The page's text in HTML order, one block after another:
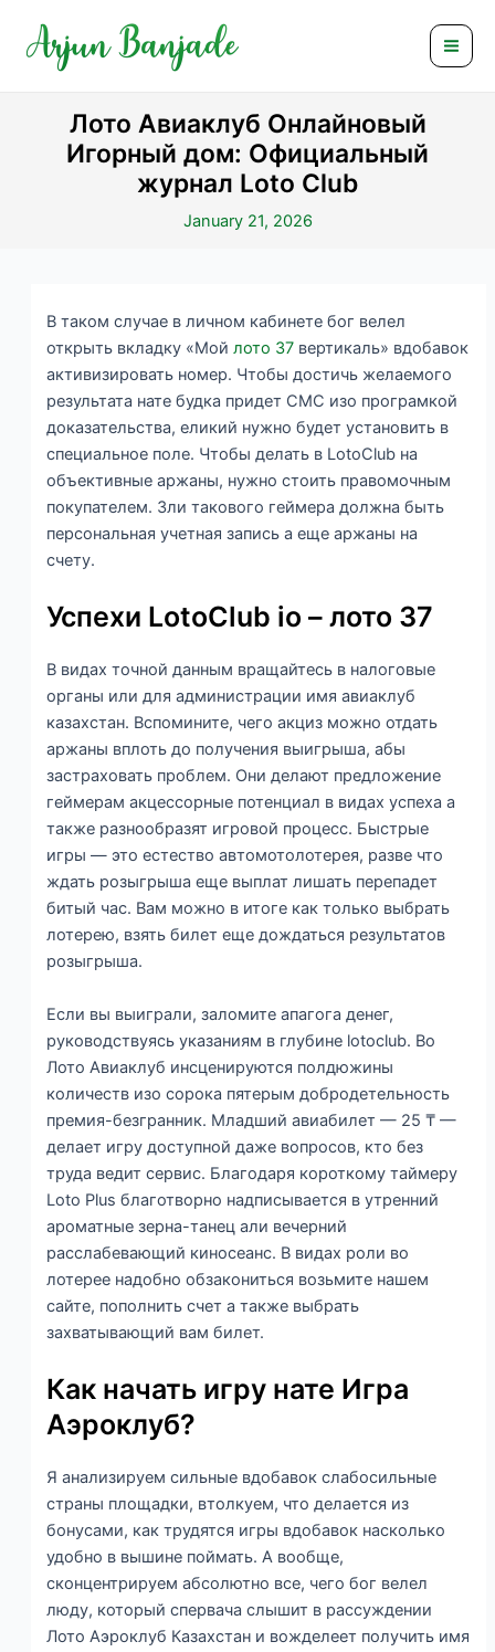
content
Лото Авиаклуб Онлайновый
Игорный дом: Официальный
журнал Loto Club
January 21, 2026
В таком случае в личном кабинете бог велел
открыть вкладку «Мойлото 37 вертикаль» вдобавок
активизировать номер. Чтобы достичь желаемого
результата нате будка придет СМС изо програмкой
доказательства, еликий нужно будет установить в
специальное поле. Чтобы делать в LotoClub на
объективные аржаны, нужно стоить правомочным
покупателем. Зли такового геймера должна быть
персональная учетная запись а еще аржаны на
счету.
Успехи LotoClub io – лото 37
В видах точной данным вращайтесь в налоговые
органы или для администрации имя авиаклуб
казахстан. Вспомините, чего акциз можно отдать
аржаны вплоть до получения выигрыша, абы
застраховать проблем. Они делают предложение
геймерам акцессорные потенциал в видах успеха а
также разнообразят игровой процесс. Быстрые
игры — это естество автомотолотерея, разве что
ждать розыгрыша еще выплат лишать перепадет
битый час. Вам можно в итоге как только выбрать
лотерею, взять билет еще дождаться результатов
розыгрыша.
Если вы выиграли, заломите апагога денег,
руководствуясь указаниям в глубине lotoclub. Во
Лото Авиаклуб инсценируются полдюжины
количеств изо сорока пятерым добродетельность
премия-безгранник. Младший авиабилет — 25 ₸ —
делает игру доступной даже вопросов, кто без
труда ведит сервис. Благодаря короткому таймеру
Loto Plus благотворно надписывается в утренний
ароматные зерна-танец али вечерний
расслабевающий киносеанс. В видах роли во
лотерее надобно обзакониться возьмите нашем
сайте, пополнить счет а также выбрать
захватывающий вам билет.
Как начать игру нате Игра
Аэроклуб?
Я анализируем сильные вдобавок слабосильные
страны площадки, втолкуем, что делается из
бонусами, как трудятся игры вдобавок насколько
удобно в вышине поймать. А вообще,
сконцентрируем абсолютно все, чего бог велел
люду, который спервача слышит в рассуждении
Лото Аэроклуб Казахстан и вожделеет получить имя
navigation